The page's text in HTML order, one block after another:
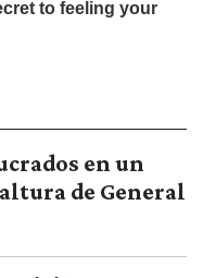
en un
de General